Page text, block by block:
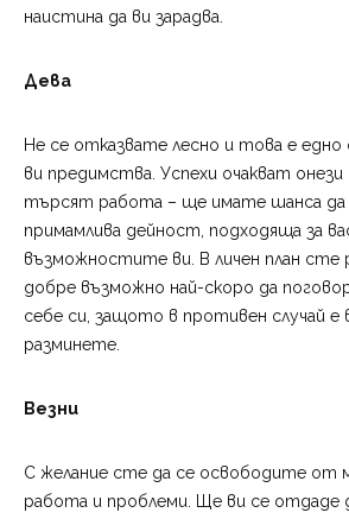
наистина да ви зарадва.
Дева
Не се отказвате лесно и това е
ви предимства. Успехи очакват
търсят работа – ще имате шанса да
примамлива дейност, подходяща за
възможностите ви. В личен план сте
добре възможно най-скоро да
себе си, защото в противен случай е
разминете.
Везни
С желание сте да се освободите от
работа и проблеми. Ще ви се отдаде